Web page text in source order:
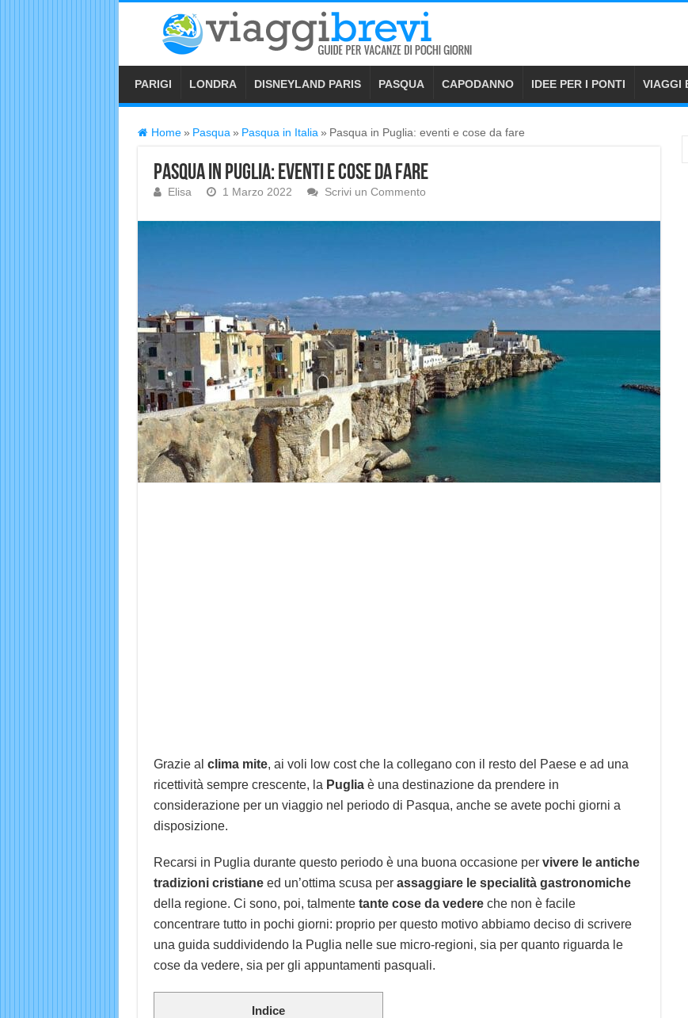
PARIGI LONDRA DISNEYLAND PARIS PASQUA CAPODANNO IDEE PER I PONTI VIAGGI
Home » Pasqua » Pasqua in Italia » Pasqua in Puglia: eventi e cose da fare
Pasqua in Puglia: eventi e cose da fare
Elisa 1 Marzo 2022 Scrivi un Commento
Grazie al clima mite, ai voli low cost che la collegano con il resto del Paese e ad una
ricettività sempre crescente, la Pugliaè una destinazione da prendere in
considerazione per un viaggio nel periodo di Pasqua, anche se avete pochi giorni a
disposizione.
Recarsi in Puglia durante questo periodo è una buona occasione per vivere le antiche
tradizioni cristianeed un’ottima scusa per assaggiare le specialità gastronomiche
della regione. Ci sono, poi, talmentetante cose da vedereche non è facile
concentrare tutto in pochi giorni: proprio per questo motivo abbiamo deciso di scrivere
una guida suddividendo la Puglia nelle sue micro-regioni, sia per quanto riguarda le
cose da vedere, sia per gli appuntamenti pasquali.
Indice